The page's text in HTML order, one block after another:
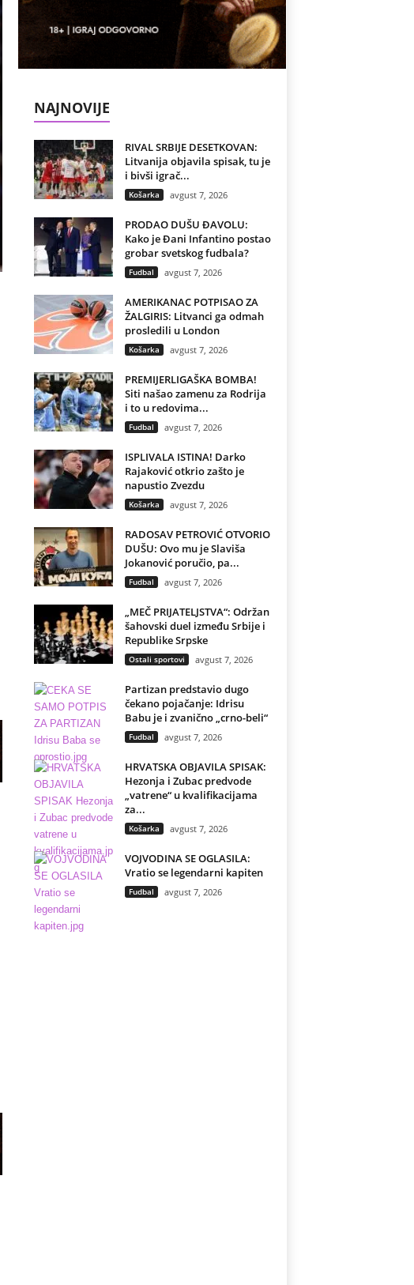
NAJNOVIJE
RIVAL SRBIJE DESETKOVAN:
Litvanija objavila spisak, tu je
i bivši igrač...
Košarka avgust 7, 2026
PRODAO DUŠU ĐAVOLU:
Kako je Đani Infantino postao
grobar svetskog fudbala?
Fudbal avgust 7, 2026
AMERIKANAC POTPISAO ZA
ŽALGIRIS: Litvanci ga odmah
prosledili u London
Košarka avgust 7, 2026
PREMIJERLIGAŠKA BOMBA!
Siti našao zamenu za Rodrija
i to u redovima...
Fudbal avgust 7, 2026
ISPLIVALA ISTINA! Darko
Rajaković otkrio zašto je
napustio Zvezdu
Košarka avgust 7, 2026
RADOSAV PETROVIĆ OTVORIO
DUŠU: Ovo mu je Slaviša
Jokanović poručio, pa...
Fudbal avgust 7, 2026
„MEČ PRIJATELJSTVA“: Održan
šahovski duel između Srbije i
Republike Srpske
Ostali sportovi avgust 7, 2026
Partizan predstavio dugo
čekano pojačanje: Idrisu
Babu je i zvanično „crno-beli“
Fudbal avgust 7, 2026
HRVATSKA OBJAVILA SPISAK:
Hezonja i Zubac predvode
„vatrene“ u kvalifikacijama
za...
Košarka avgust 7, 2026
VOJVODINA SE OGLASILA:
Vratio se legendarni kapiten
Fudbal avgust 7, 2026